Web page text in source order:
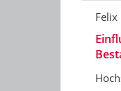
Felix